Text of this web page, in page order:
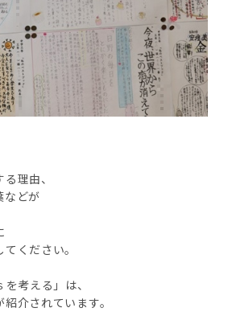
理由、
などが
ください。
考える」は、
介されています。